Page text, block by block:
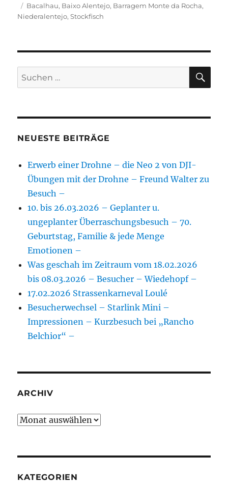
amSchlagwörter
Bacalhau, Baixo Alentejo, Barragem Monte da Rocha,
Niederalentejo,Stockfisch
Suchen
nach:
NEUESTE BEITRÄGE
Erwerb einer Drohne – die Neo 2 von DJI-
Übungen mit der Drohne – Freund Walter zu
Besuch –
10. bis 26.03.2026 – Geplanter u.
ungeplanter Überraschungsbesuch – 70.
Geburtstag, Familie & jede Menge
Emotionen –
Was geschah im Zeitraum vom 18.02.2026
bis 08.03.2026 – Besucher – Wiedehopf –
17.02.2026 Strassenkarneval Loulé
Besucherwechsel – Starlink Mini –
Impressionen – Kurzbesuch bei „Rancho
Belchior“ –
ARCHIV
Archiv
KATEGORIEN